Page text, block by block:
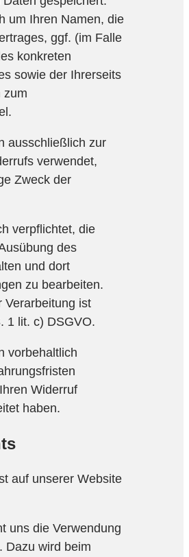
um Ihren Namen, die
ggf. (im Falle
konkreten
sowie der Ihrerseits
zum
ausschließlich zur
verwendet,
Zweck der
verpflichtet, die
des
und dort
zu bearbeiten.
Verarbeitung ist
1 lit. c) DSGVO.
vorbehaltlich
Widerruf
haben.
auf unserer Website
uns die Verwendung
Dazu wird beim